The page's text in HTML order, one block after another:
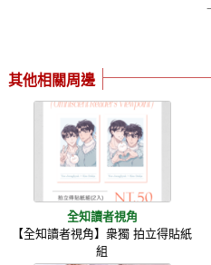
其他相關周邊
全知讀者視角
【全知讀者視角】衆獨 拍立得貼紙
組